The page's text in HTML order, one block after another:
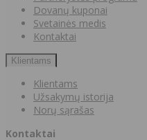
Dovanų kuponai
Svetainės medis
Kontaktai
Klientams
Klientams
Užsakymų istorija
Norų sąrašas
Kontaktai